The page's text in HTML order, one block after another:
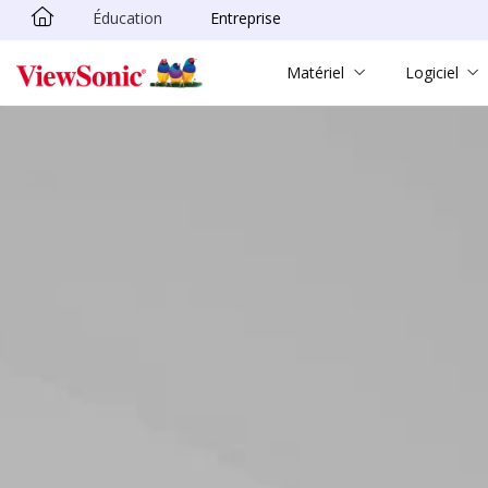
Passer au contenu principal
Éducation Entreprise
Matériel Logiciel